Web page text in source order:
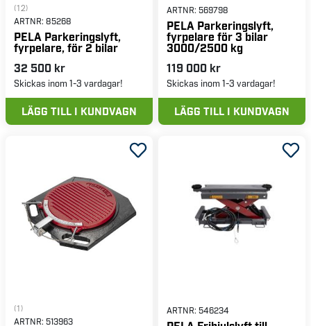
(12)
ARTNR: 85268
PELA Parkeringslyft,
fyrpelare, för 2 bilar
32 500 kr
Skickas inom 1-3 vardagar!
LÄGG TILL I KUNDVAGN
ARTNR: 569798
PELA Parkeringslyft,
fyrpelare för 3 bilar
3000/2500 kg
119 000 kr
Skickas inom 1-3 vardagar!
LÄGG TILL I KUNDVAGN
(1)
ARTNR: 513963
ARTNR: 546234